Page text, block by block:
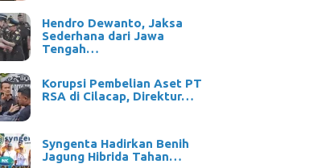
Hendro Dewanto, Jaksa
Sederhana dari Jawa
Tengah…
Korupsi Pembelian Aset PT
RSA di Cilacap, Direktur…
Syngenta Hadirkan Benih
Jagung Hibrida Tahan…